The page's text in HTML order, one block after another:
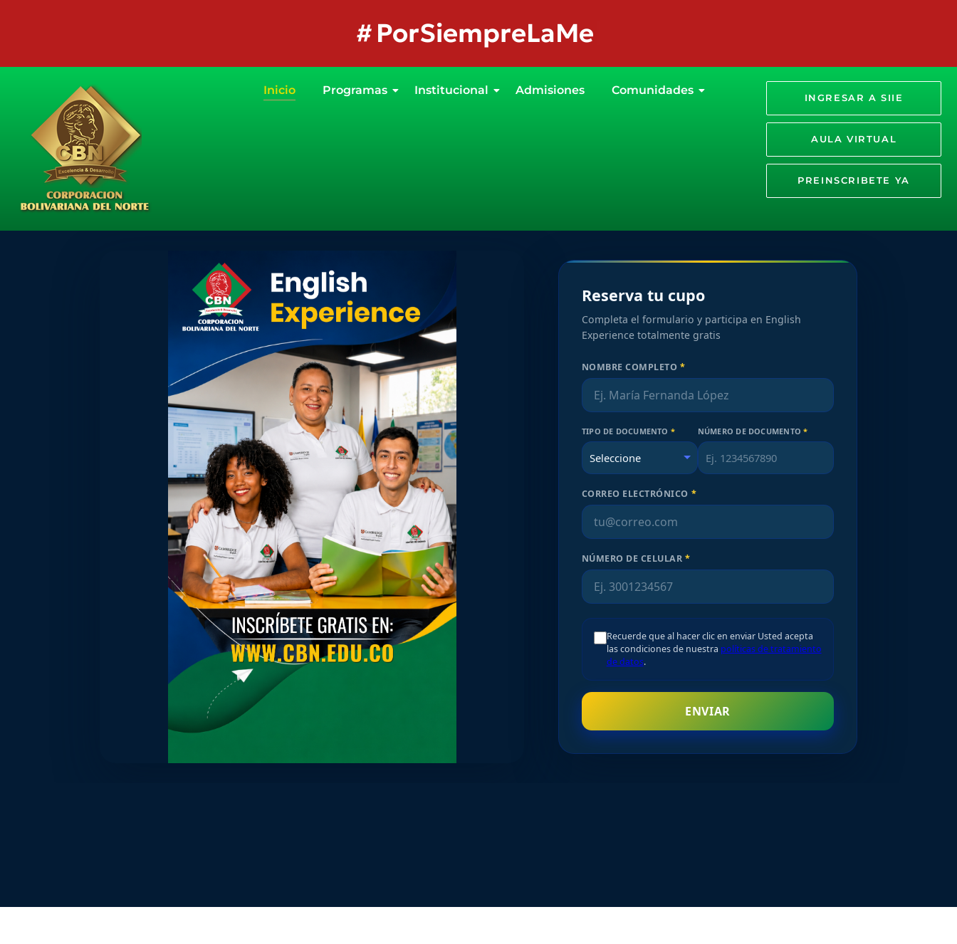
PorSiempreLaMejor
Inicio Programas Institucional Admisiones Comunidades
INGRESAR A SIIE
AULA VIRTUAL
PREINSCRIBETE YA